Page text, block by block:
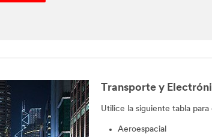
Transporte y
Utilice la siguiente tabla
Aeroespacial